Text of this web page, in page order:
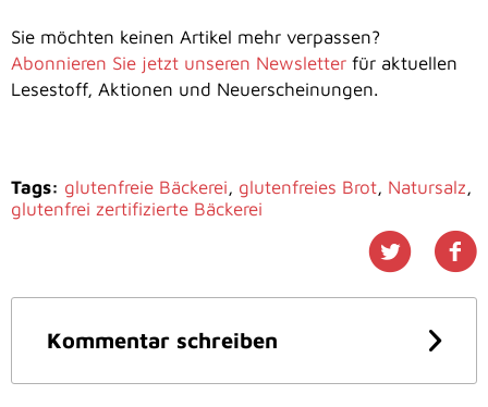
Sie möchten keinen Artikel mehr verpassen?
Abonnieren Sie jetzt unseren Newsletter für aktuellen
Lesestoff, Aktionen und Neuerscheinungen.
Tags: glutenfreie Bäckerei, glutenfreies Brot, Natursalz,
glutenfrei zertifizierte Bäckerei
Kommentar schreiben